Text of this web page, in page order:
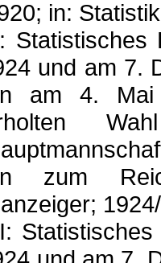
in:
und am 7.
am 4.
zum